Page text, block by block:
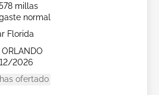
millas
normal
Florida
ORLANDO
2026
ofertado